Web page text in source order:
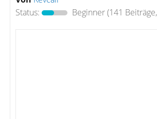
Status:
Beginner(141